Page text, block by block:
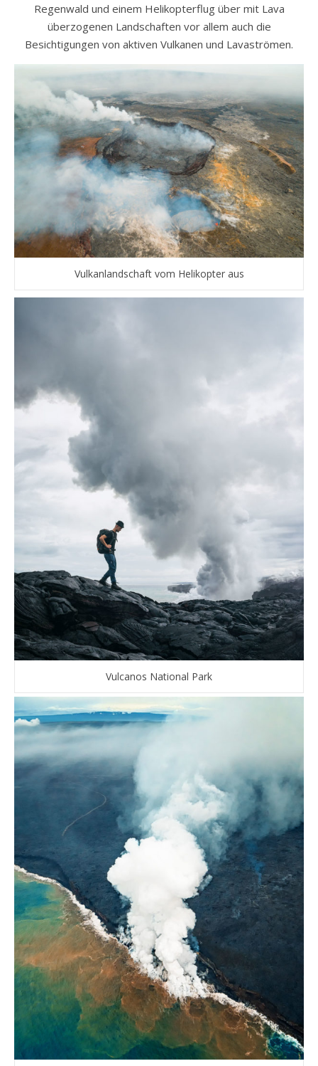
Regenwald und einem Helikopterflug über mit Lava
überzogenen Landschaften vor allem auch die
Besichtigungen von aktiven Vulkanen und Lavaströmen.
Vulkanlandschaft vom Helikopter aus
Vulcanos National Park